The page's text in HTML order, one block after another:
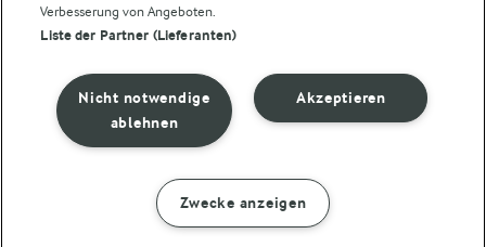
ZUBEREITUNG ZUTATEN
Cookie Wahl wieder öffnen
Datenschutzbestimmungen
Verbesserung von Angeboten.
Liste der Partner (Lieferanten)
Akzeptieren
Nicht notwendige
ablehnen
Zwecke anzeigen